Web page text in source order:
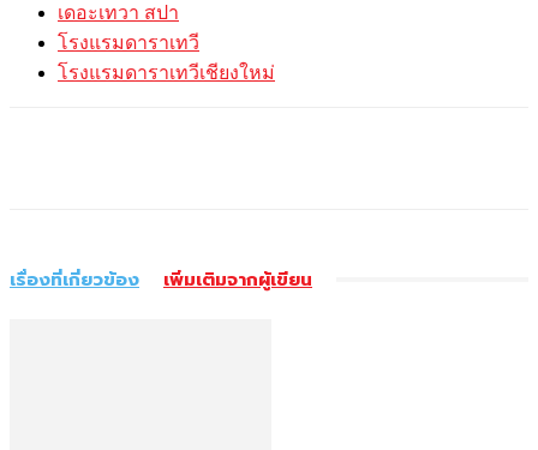
เดอะเทวา สปา
โรงแรมดาราเทวี
โรงแรมดาราเทวีเชียงใหม่
เรื่องที่เกี่ยวข้อง เพิ่มเติมจากผู้เขียน